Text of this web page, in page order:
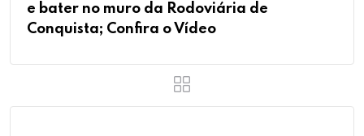
e bater no muro da Rodoviária de
Conquista; Confira o Vídeo